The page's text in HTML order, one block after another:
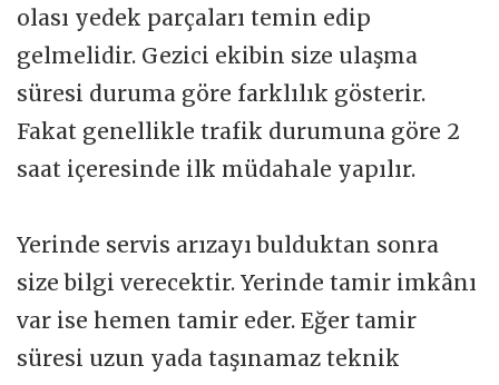
olası yedek parçaları temin edip
gelmelidir. Gezici ekibin size ulaşma
süresi duruma göre farklılık gösterir.
Fakat genellikle trafik durumuna göre 2
saat içeresinde ilk müdahale yapılır.
Yerinde servis arızayı bulduktan sonra
size bilgi verecektir. Yerinde tamir imkânı
var ise hemen tamir eder. Eğer tamir
süresi uzun yada taşınamaz teknik